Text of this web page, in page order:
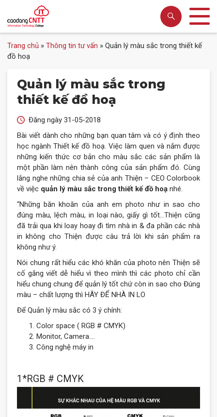
Trang chủ » Thông tin tư vấn » Quản lý màu sắc trong thiết kế
đồ hoạ
Quản lý màu sắc trong
thiết kế đồ hoạ
Đăng ngày 31-05-2018
Bài viết dành cho những bạn quan tâm và có ý định theo
học ngành Thiết kế đồ hoạ. Việc làm quen và nắm được
những kiến thức cơ bản cho màu sắc các sản phẩm là
một phần làm nên thành công của sản phẩm đó. Cùng
lắng nghe những chia sẻ của anh Thiện – CEO Colorbook
về việc quản lý màu sắc trong thiết kế đồ hoạ nhé.
“Những băn khoăn của anh em photo như in sao cho
đúng màu, lệch màu, in loại nào, giấy gì tốt…Thiện cũng
đã trải qua khi loay hoay đi tìm nhà in & đa phần các nhà
in không cho Thiện được câu trả lời khi sản phẩm ra
không như ý.
Nói chung rất hiểu các khó khăn của photo nên Thiện sẽ
cố gắng viết dễ hiểu vì theo mình thì các photo chỉ cần
hiểu chung chung để quản lý tốt chứ còn in sao cho Đúng
màu – chất lượng thì HÃY ĐỂ NHÀ IN LO
Để Quản lý màu sắc có 3 ý chính:
Color space ( RGB # CMYK)
Monitor, Camera….
Công nghệ máy in
1*RGB # CMYK